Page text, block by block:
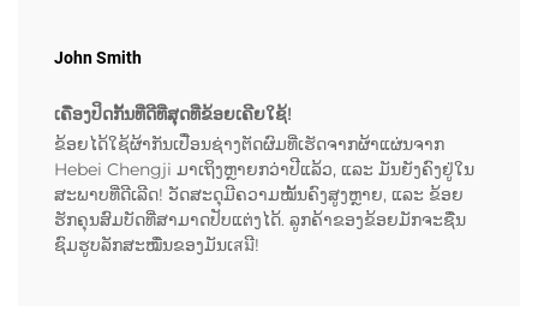
John Smith
ເຄື່ອງປິດກັ້ນທີ່ດີທີ່ສຸດທີ່ຂ້ອຍເຄີຍໃຊ້!
ຂ້ອຍໄດ້ໃຊ້ຜ້າກັນເປື່ອນຊ່າງຕັດຜົມທີ່ເຮັດຈາກຜ້າແຜ່ນຈາກ
Hebei Chengji ມາເຖິງຫຼາຍກວ່າປີແລ້ວ, ແລະ ມັນຍັງຄົງຢູ່ໃນ
ສະພາບທີ່ດີເລີດ! ວັດສະດຸມີຄວາມໝັ້ນຄົງສູງຫຼາຍ, ແລະ ຂ້ອຍ
ຮັກຄຸນສົມບັດທີ່ສາມາດປັບແຕ່ງໄດ້. ລູກຄ້າຂອງຂ້ອຍມັກຈະຊື່ນ
ຊົມຮູບລັກສະໝື່ນຂອງມັນເสมີ!